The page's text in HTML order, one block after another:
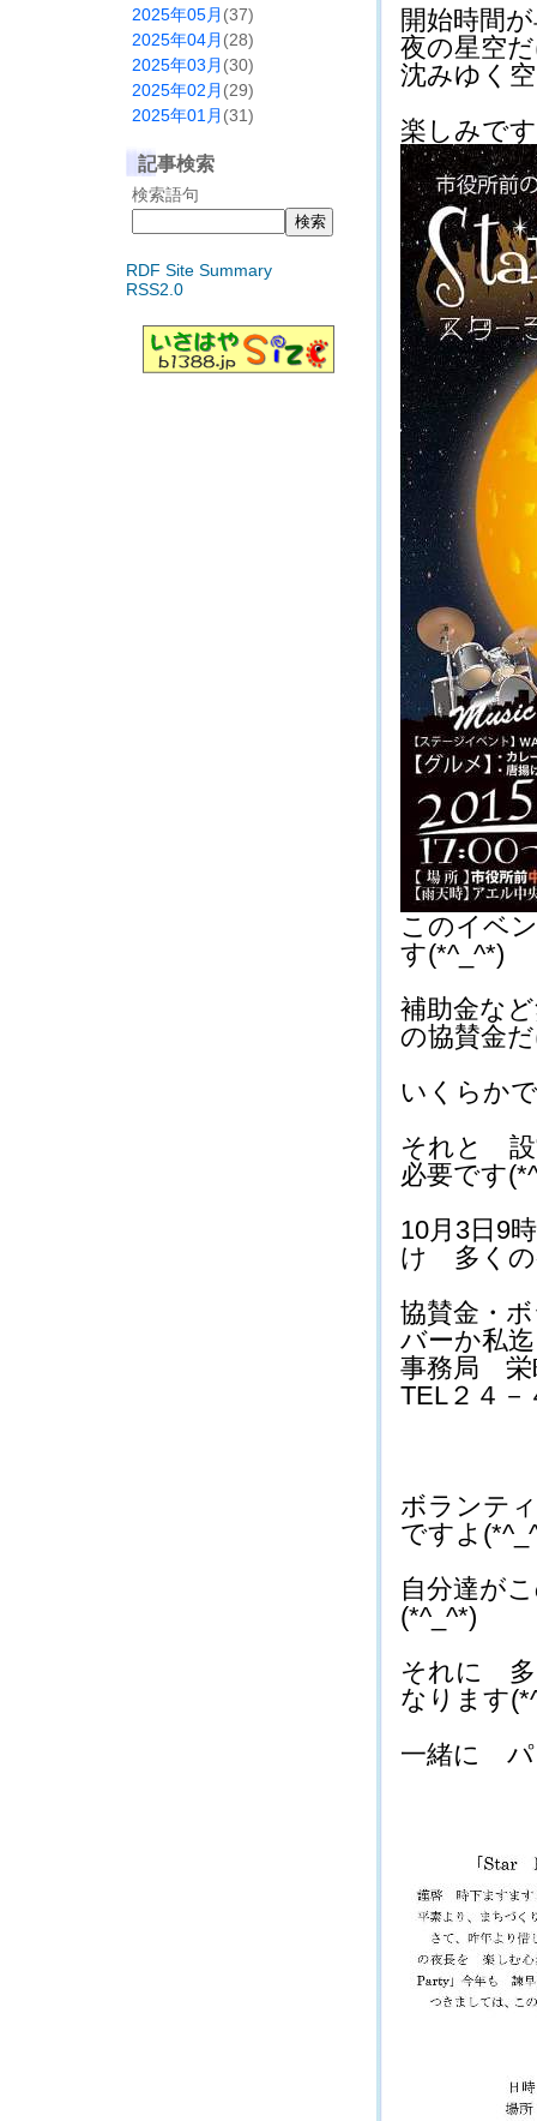
2025年05月 (37)
2025年04月 (28)
2025年03月 (30)
2025年02月 (29)
2025年01月 (31)
記事検索
検索語句
RDF Site Summary
RSS2.0
開始時間
夜の星空
沈みゆく
楽しみで
このイベ
す(*^_^*)
補助金な
の協賛金
いくらか
それと
必要です
10月3日9
け 多くの
協賛金・
バーか私
事務局 栄
TEL２
ボランテ
ですよ
自分達が
(*^_^*)
それに 多
なります
一緒に パ